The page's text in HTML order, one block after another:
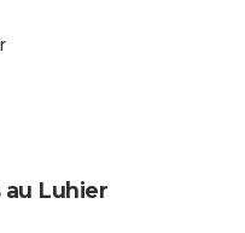
Luhier